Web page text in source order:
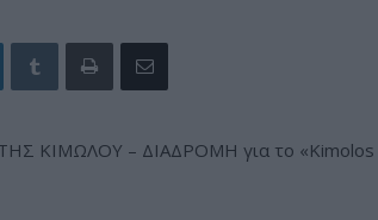
ΚΙΜΩΛΟΥ – ΔΙΑΔΡΟΜΗ για το «Kimolos